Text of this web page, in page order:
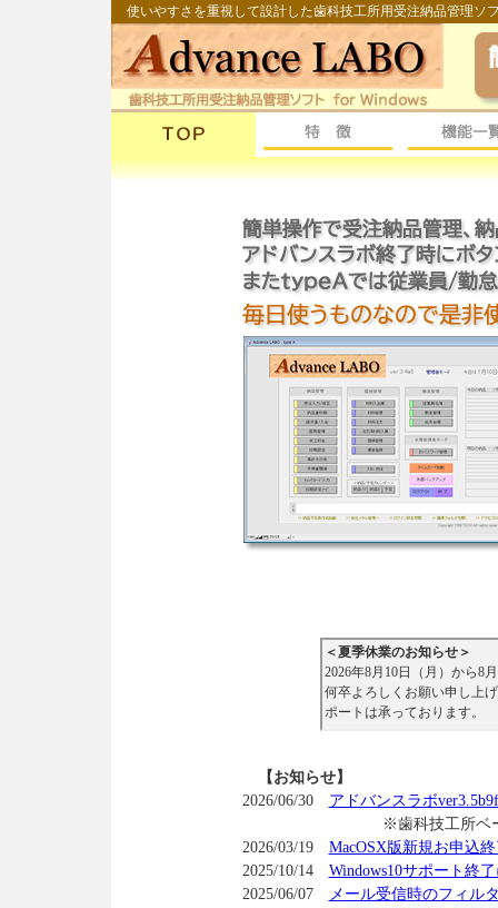
使いやすさを重視して設計した歯科技工所用受注納品管理ソ
【お知らせ】
2026/06/30 アドバンスラボ
※歯科技工所ベースアッ
2026/03/19 MacOSX版新規お申込
2025/10/14 Windows10サポート終
2025/06/07
メール受信時のフィル